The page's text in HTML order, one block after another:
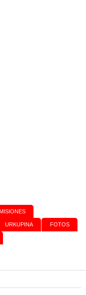
URKUPINA FOTOS